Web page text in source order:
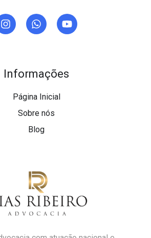
Informações
Página Inicial
Sobre nós
Blog